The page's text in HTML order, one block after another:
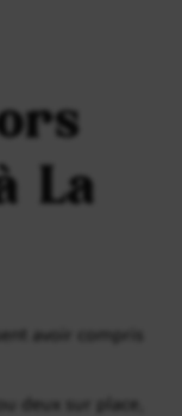
La
avoir compris
deux sur place,